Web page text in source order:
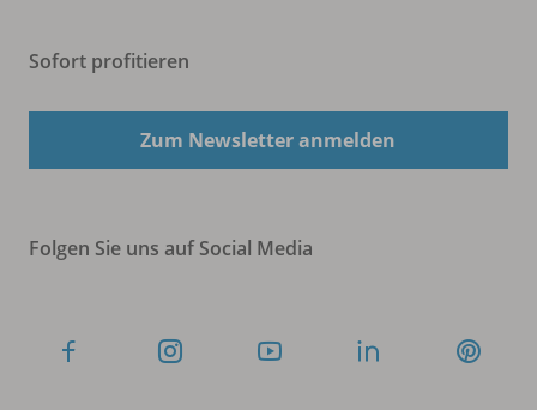
Sofort profitieren
Zum Newsletter anmelden
Folgen Sie uns auf Social Media